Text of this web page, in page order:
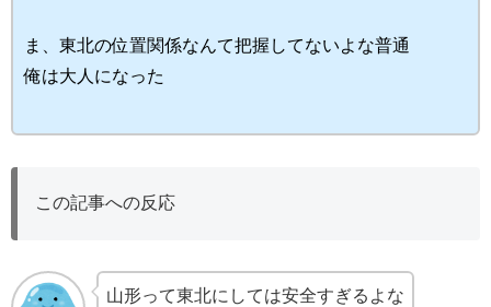
ま、東北の位置関係なんて把握してないよな普通
俺は大人になった
この記事への反応
山形って東北にしては安全すぎるよな